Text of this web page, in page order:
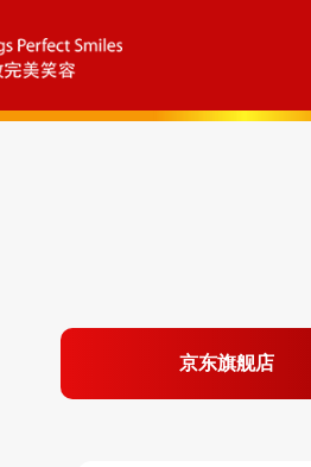
京东旗舰店